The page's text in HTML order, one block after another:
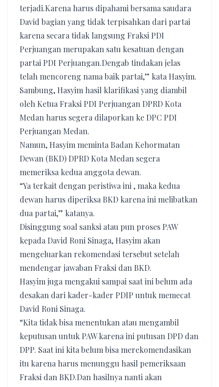
terjadi.Karena harus dipahami bersama saudara
David bagian yang tidak terpisahkan dari partai
karena secara tidak langsung Fraksi PDI
Perjuangan merupakan satu kesatuan dengan
partai PDI Perjuangan.Dengab tindakan jelas
telah mencoreng nama baik partai,” kata Hasyim.
Sambung, Hasyim hasil klarifikasi yang diambil
oleh Ketua Fraksi PDI Perjuangan DPRD Kota
Medan harus segera dilaporkan ke DPC PDI
Perjuangan Medan.
Namun, Hasyim meminta Badan Kehormatan
Dewan (BKD) DPRD Kota Medan segera
memeriksa kedua anggota dewan.
“Ya terkait dengan peristiwa ini , maka kedua
dewan harus diperiksa BKD karena ini melibatkan
dua partai,” katanya.
Disinggung soal sanksi atau pun proses PAW
kepada David Roni Sinaga, Hasyim akan
mengeluarkan rekomendasi tersebut setelah
mendengar jawaban Fraksi dan BKD.
Hasyim juga mengakui sampai saat ini belum ada
desakan dari kader-kader PDIP untuk memecat
David Roni Sinaga.
“Kita tidak bisa menentukan atau mengambil
keputusan untuk PAW karena ini putusan DPD dan
DPP. Saat ini kita belum bisa merekomendasikan
itu karena harus menunggu hasil pemeriksaan
Fraksi dan BKD.Dan hasilnya nanti akan